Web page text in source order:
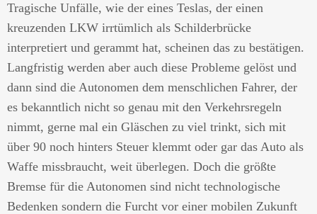
Tragische Unfälle, wie der eines Teslas, der einen
kreuzenden LKW irrtümlich als Schilderbrücke
interpretiert und gerammt hat, scheinen das zu bestätigen.
Langfristig werden aber auch diese Probleme gelöst und
dann sind die Autonomen dem menschlichen Fahrer, der
es bekanntlich nicht so genau mit den Verkehrsregeln
nimmt, gerne mal ein Gläschen zu viel trinkt, sich mit
über 90 noch hinters Steuer klemmt oder gar das Auto als
Waffe missbraucht, weit überlegen. Doch die größte
Bremse für die Autonomen sind nicht technologische
Bedenken sondern die Furcht vor einer mobilen Zukunft